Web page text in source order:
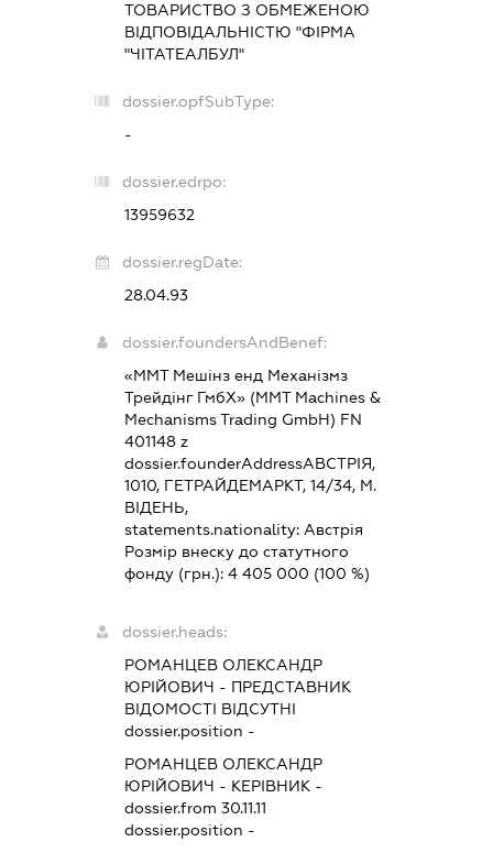
ТОВАРИСТВО З ОБМЕЖЕНОЮ
ВІДПОВІДАЛЬНІСТЮ "ФІРМА
"ЧІТАТЕАЛБУЛ"
dossier.opfSubType:
-
dossier.edrpo:
13959632
dossier.regDate:
28.04.93
dossier.foundersAndBenef:
«MMT Мешінз енд Механізмз
Трейдінг ГмбХ» (MMT Machines &
Mechanisms Trading GmbH) FN
401148 z
dossier.founderAddressАВСТРІЯ,
1010, ГЕТРАЙДЕМАРКТ, 14/34, М.
ВІДЕНЬ,
statements.nationality:Австрія
Розмір внеску до статутного
фонду (грн.):4 405 000 (100 %)
dossier.heads:
РОМАНЦЕВ ОЛЕКСАНДР
ЮРІЙОВИЧ - ПРЕДСТАВНИК
ВІДОМОСТІ ВІДСУТНІ
dossier.position -
РОМАНЦЕВ ОЛЕКСАНДР
ЮРІЙОВИЧ - КЕРІВНИК -
dossier.from 30.11.11
dossier.position -